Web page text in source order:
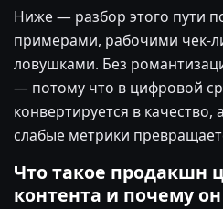
Ниже — разбор этого пути
примерами, рабочими чек-
ловушками. Без
— потому что в цифровой
конвертируется в
слабые метрики
Что такое продакшн
контента и почему